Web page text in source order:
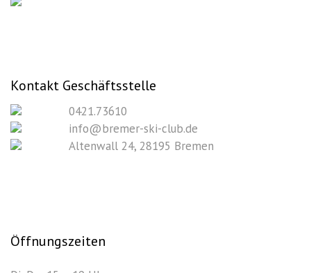
Kontakt Geschäftsstelle
0421.73610
info@bremer-ski-club.de
Altenwall 24, 28195 Bremen
Öffnungszeiten